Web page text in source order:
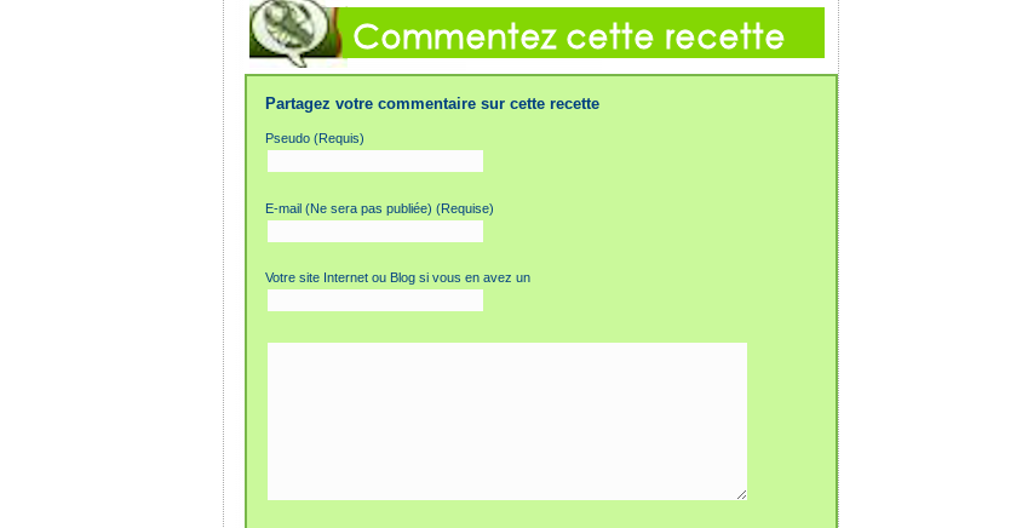
Partagez votre commentaire sur cette recette
Pseudo (Requis)
E-mail (Ne sera pas publiée) (Requise)
Votre site Internet ou Blog si vous en avez un